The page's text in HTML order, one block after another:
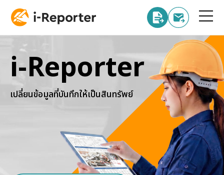
i-Reporter
เปลี่ยนข้อมูลที่บันทึกให้เป็นสินทรัพย์